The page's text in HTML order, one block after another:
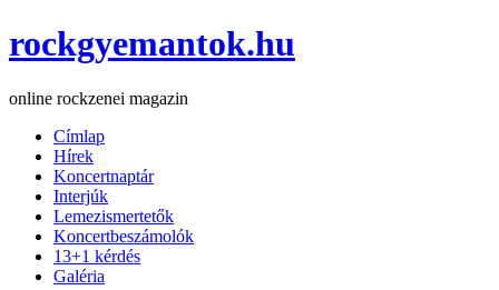
rockgyemantok.hu
online rockzenei magazin
Címlap
Hírek
Koncertnaptár
Interjúk
Lemezismertetők
Koncertbeszámolók
13+1 kérdés
Galéria